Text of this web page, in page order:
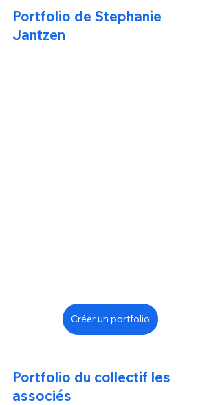
Portfolio de Stephanie
Jantzen
Créer un portfolio
Portfolio du collectif les
associés